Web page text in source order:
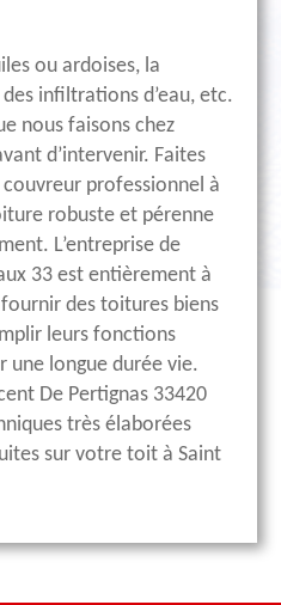
ou ardoises, la
infiltrations d’eau, etc.
nous faisons chez
d’intervenir. Faites
professionnel à
robuste et pérenne
L’entreprise de
33 est entièrement à
des toitures biens
leurs fonctions
une longue durée vie.
De Pertignas 33420
très élaborées
sur votre toit à Saint